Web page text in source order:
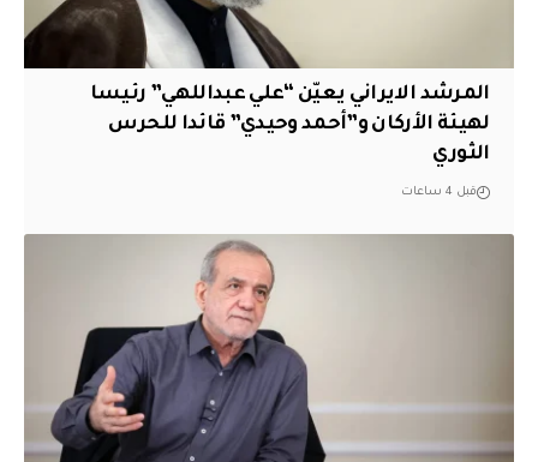
المرشد الايراني يعيّن “علي عبداللهي” رئيسا
لهيئة الأركان و”أحمد وحيدي” قائدا للحرس
الثوري
قبل 4 ساعات